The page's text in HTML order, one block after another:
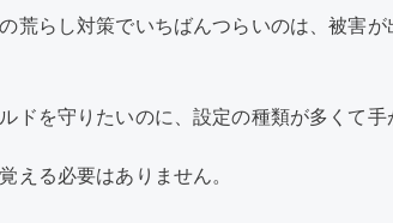
荒らし対策でいちばんつらいのは、被害
ドを守りたいのに、設定の種類が多くて手
える必要はありません。